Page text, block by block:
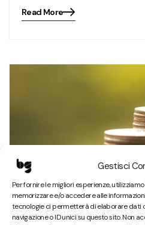
Gestisci
Per fornire le migliori esperienze,
memorizzare e/o accedere alle
tecnologie ci permetterà di elaborare dati
navigazione o ID unici su questo sito. Non
Blog
Read More